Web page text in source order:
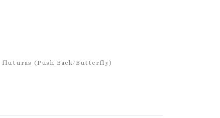
fluturas (Push Back/Butterfly)